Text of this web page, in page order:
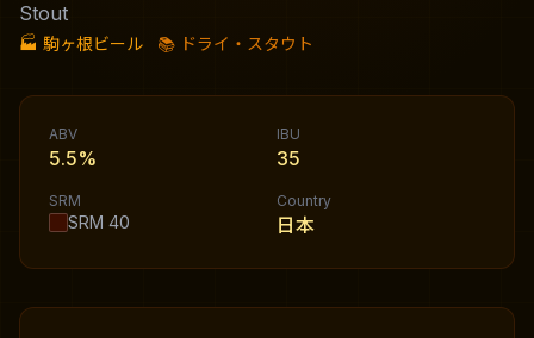
Stout
🏭 駒ヶ根ビール 📚 ドライ・スタウト
ABV
5.5%
IBU
35
SRM
SRM 40
Country
日本